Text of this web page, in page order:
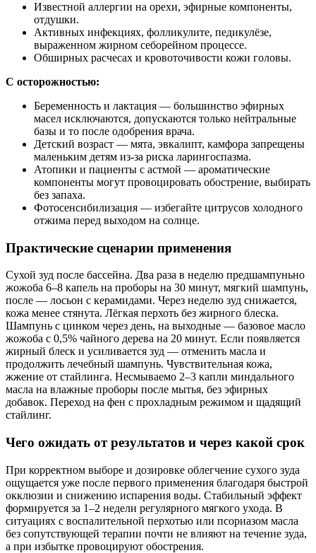
Известной аллергии на орехи, эфирные компоненты,
отдушки.
Активных инфекциях, фолликулите, педикулёзе,
выраженном жирном себорейном процессе.
Обширных расчесах и кровоточивости кожи головы.
С осторожностью:
Беременность и лактация — большинство эфирных
масел исключаются, допускаются только нейтральные
базы и то после одобрения врача.
Детский возраст — мята, эвкалипт, камфора запрещены
маленьким детям из‑за риска ларингоспазма.
Атопики и пациенты с астмой — ароматические
компоненты могут провоцировать обострение, выбирать
без запаха.
Фотосенсибилизация — избегайте цитрусов холодного
отжима перед выходом на солнце.
Практические сценарии применения
Сухой зуд после бассейна. Два раза в неделю предшампуньно
жожоба 6–8 капель на проборы на 30 минут, мягкий шампунь,
после — лосьон с керамидами. Через неделю зуд снижается,
кожа менее стянута. Лёгкая перхоть без жирного блеска.
Шампунь с цинком через день, на выходные — базовое масло
жожоба с 0,5% чайного дерева на 20 минут. Если появляется
жирный блеск и усиливается зуд — отменить масла и
продолжить лечебный шампунь. Чувствительная кожа,
жжение от стайлинга. Несмываемо 2–3 капли миндального
масла на влажные проборы после мытья, без эфирных
добавок. Переход на фен с прохладным режимом и щадящий
стайлинг.
Чего ожидать от результатов и через какой срок
При корректном выборе и дозировке облегчение сухого зуда
ощущается уже после первого применения благодаря быстрой
окклюзии и снижению испарения воды. Стабильный эффект
формируется за 1–2 недели регулярного мягкого ухода. В
ситуациях с воспалительной перхотью или псориазом масла
без сопутствующей терапии почти не влияют на течение зуда,
а при избытке провоцируют обострения.